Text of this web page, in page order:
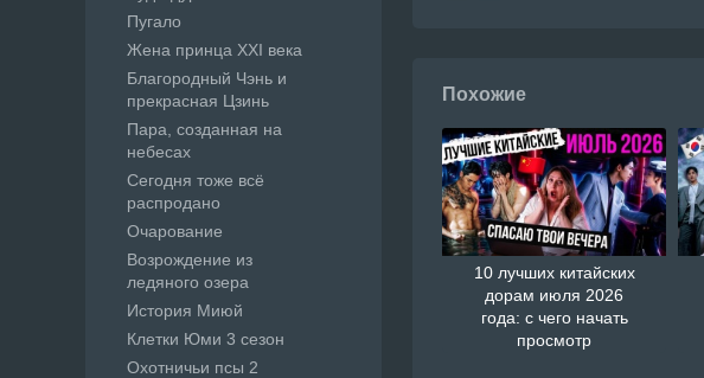
Похожие
10 лучших китайских
дорам июля 2026
года: с чего начать
просмотр
Пугало
Жена принца XXI века
Благородный Чэнь и
прекрасная Цзинь
Пара, созданная на
небесах
Сегодня тоже всё
распродано
Очарование
Возрождение из
ледяного озера
История Миюй
Клетки Юми 3 сезон
Охотничьи псы 2